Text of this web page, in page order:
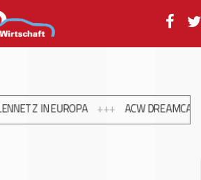
IN EUROPA +++ ACW DREAMCARS